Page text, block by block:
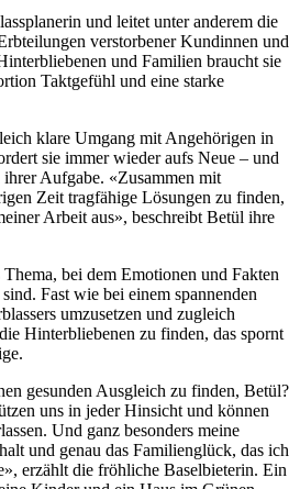
und leitet unter anderem die
verstorbener Kundinnen und
und Familien braucht sie
Taktgefühl und eine starke
klare Umgang mit Angehörigen in
sie immer wieder aufs Neue – und
ihrer Aufgabe. «Zusammen mit
Zeit tragfähige Lösungen zu finden,
Arbeit aus», beschreibt Betül ihre
bei dem Emotionen und Fakten
Fast wie bei einem spannenden
umzusetzen und zugleich
Hinterbliebenen zu finden, das spornt
gesunden Ausgleich zu finden, Betül?
uns in jeder Hinsicht und können
Und ganz besonders meine
und genau das Familienglück, das ich
erzählt die fröhliche Baselbieterin. Ein